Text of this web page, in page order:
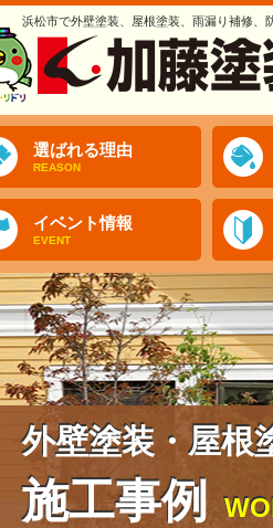
浜松市で外壁塗装、屋根塗装、雨漏り補修、
選ばれる理由
REASON
イベント情報
EVENT
外壁塗装・屋根
施工事例